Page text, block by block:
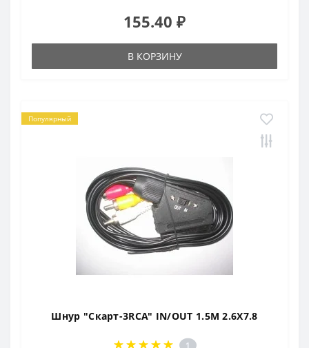
155.40 ₽
В КОРЗИНУ
Популярный
Шнур "Скарт-3RCA" IN/OUT 1.5M 2.6X7.8
1